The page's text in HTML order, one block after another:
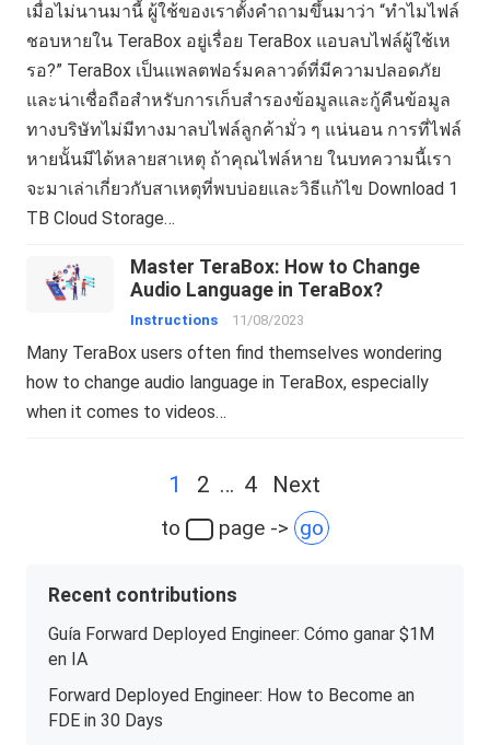
เมื่อไม่นานมานี้ ผู้ใช้ของเราตั้งคำถามขึ้นมาว่า “ทำไมไฟล์
ชอบหายใน TeraBox อยู่เรื่อย TeraBox แอบลบไฟล์ผู้ใช้เห
รอ?” TeraBox เป็นแพลตฟอร์มคลาวด์ที่มีความปลอดภัย
และน่าเชื่อถือสำหรับการเก็บสำรองข้อมูลและกู้คืนข้อมูล
ทางบริษัทไม่มีทางมาลบไฟล์ลูกค้ามั่ว ๆ แน่นอน การที่ไฟล์
หายนั้นมีได้หลายสาเหตุ ถ้าคุณไฟล์หาย ในบทความนี้เรา
จะมาเล่าเกี่ยวกับสาเหตุที่พบบ่อยและวิธีแก้ไข Download 1
TB Cloud Storage…
Master TeraBox: How to Change
Audio Language in TeraBox?
Instructions 11/08/2023
Many TeraBox users often find themselves wondering
how to change audio language in TeraBox, especially
when it comes to videos…
1 2 … 4 Next
to page -> go
Recent contributions
Guía Forward Deployed Engineer: Cómo ganar $1M
en IA
Forward Deployed Engineer: How to Become an
FDE in 30 Days